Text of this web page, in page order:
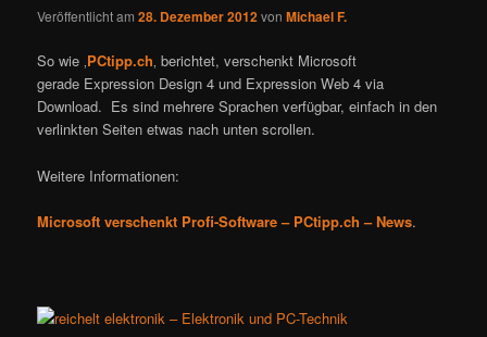
Veröffentlicht am28. Dezember 2012vonMichael F.
So wie ‚PCtipp.ch‚ berichtet, verschenkt Microsoft
gerade Expression Design 4 und Expression Web 4 via
Download. Es sind mehrere Sprachen verfügbar, einfach in den
verlinkten Seiten etwas nach unten scrollen.
Weitere Informationen:
Microsoft verschenkt Profi-Software – PCtipp.ch – News.